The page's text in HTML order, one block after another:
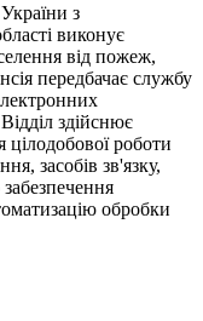
з
виконує
від пожеж,
передбачає службу
здійснює
цілодобової роботи
засобів зв'язку,
обробки